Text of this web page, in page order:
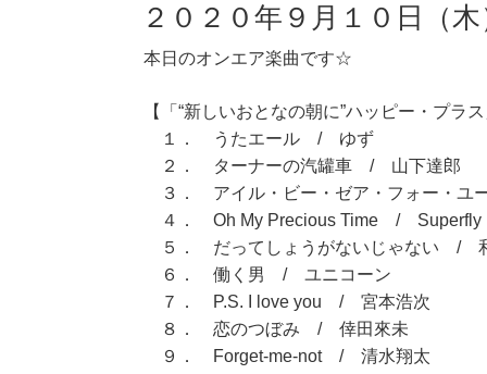
２０２０年９月１０日（
本日のオンエア楽曲です☆
【「“新しいおとなの朝に”ハッピー・プラ
１． うたエール / ゆず
２． ターナーの汽罐車 / 山下達郎
３． アイル・ビー・ゼア・フォー・
４． Oh My Precious Time / Superfly
５． だってしょうがないじゃない /
６． 働く男 / ユニコーン
７． P.S. I love you / 宮本浩次
８． 恋のつぼみ / 倖田來未
９． Forget-me-not / 清水翔太